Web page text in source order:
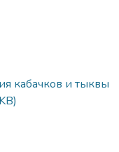
кабачков и тыквы